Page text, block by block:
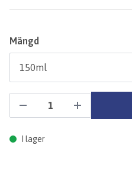
Mängd
I lager